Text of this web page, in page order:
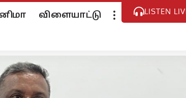
விளையாட்டு LISTEN